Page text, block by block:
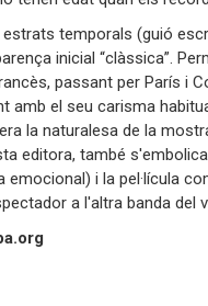
estrats temporals (guió
inicial “clàssica”.
passant per París i
amb el seu carisma
la naturalesa de la
editora, també
i la pel·lícula
a l'altra banda del